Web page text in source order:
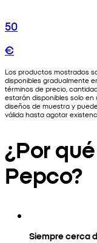
50
€
Los productos mostrados
disponibles gradualmente
términos de precio,
estarán disponibles solo
diseños de muestra y
válida hasta agotar
¿Por
Pepco?
Siempre cerca